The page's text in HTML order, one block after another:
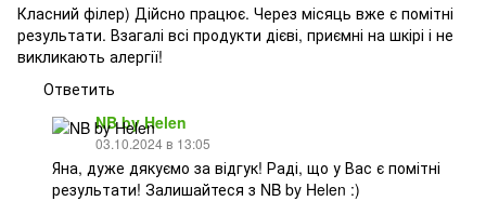
Класний філер) Дійсно працює. Через місяць вже є помітні
результати. Взагалі всі продукти дієві, приємні на шкірі і не
викликають алергії!
Ответить
NB by Helen
03.10.2024 в 13:05
Яна, дуже дякуємо за відгук! Раді, що у Вас є помітні
результати! Залишайтеся з NB by Helen :)